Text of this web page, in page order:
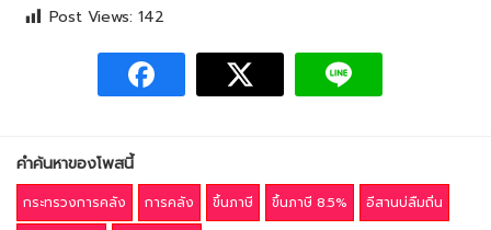
Post Views: 142
คำค้นหาของโพสนี้
กระทรวงการคลัง การคลัง ขึ้นภาษี ขึ้นภาษี 8.5%
อีสานบ่ลืมถิ่น